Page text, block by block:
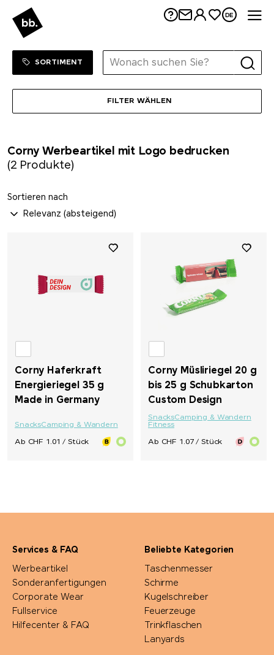
DE
ZUM SHOP
SORTIMENT
Corny Werbeartikel mit Logo bedrucken
(2 Produkte)
FILTER WÄHLEN
Sortieren nach
Corny Haferkraft
Energieriegel 35 g
Made in Germany
SnacksCamping & Wandern
Ab CHF 1.01 / Stück
Corny Müsliriegel 20 g
bis 25 g Schubkarton
Custom Design
SnacksCamping & Wandern
Fitness
Ab CHF 1.07 / Stück
Services & FAQ
Werbeartikel
Sonderanfertigungen
Corporate Wear
Fullservice
Hilfecenter & FAQ
Beliebte Kategorien
Taschenmesser
Schirme
Kugelschreiber
Feuerzeuge
Trinkflaschen
Lanyards
Kloster Kitchen
koziol
LANDGARTEN
LARQ
LongLife®
Mahler&Co.
MAOAM
Mammut
Mepal
Moleskine®
Native Spirit